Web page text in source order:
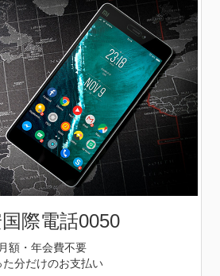
際電話0050
月額・年会費不要
た分だけのお支払い